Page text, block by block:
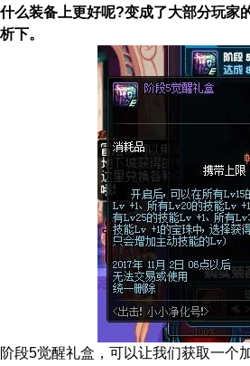
什么装备上更好呢?变成了大部分玩家
析下。
阶段5觉醒礼盒，可以让我们获取一个